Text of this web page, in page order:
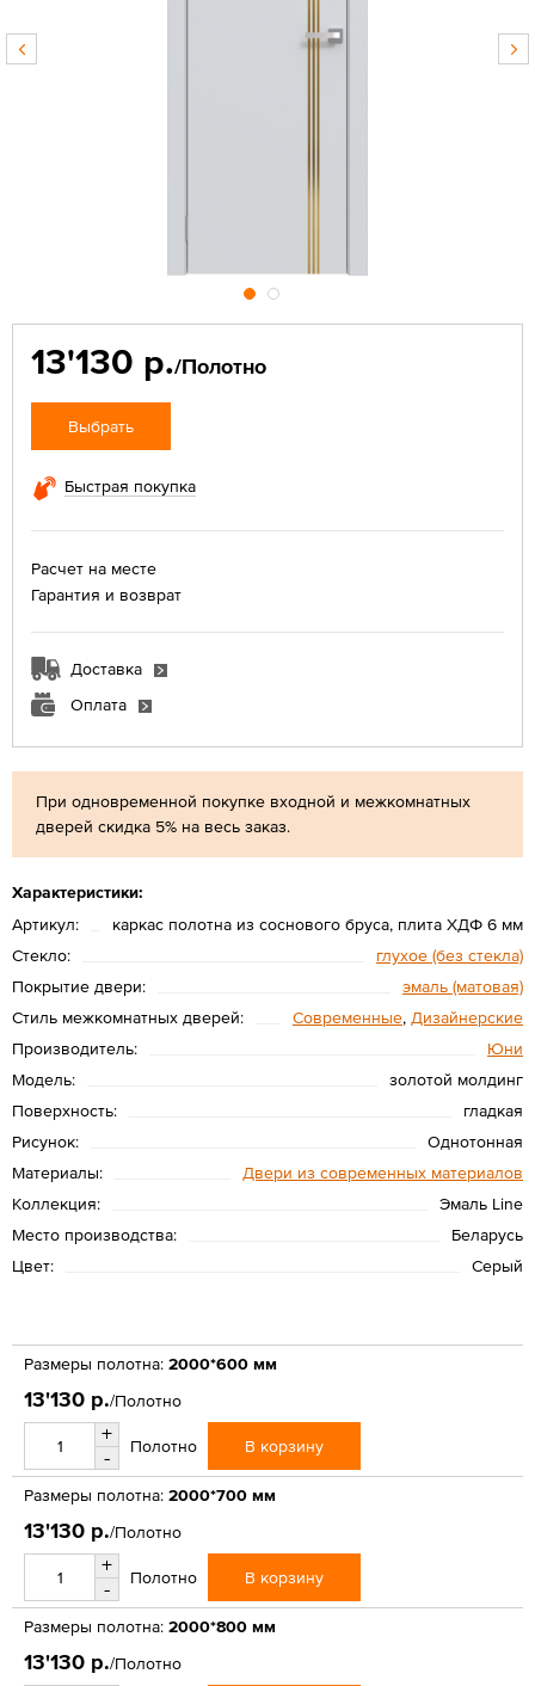
При одновременной покупке входной и межкомнатных
дверей скидка 5% на весь заказ.
Характеристики:
Артикул:
каркас полотна из соснового бруса, плита ХДФ 6 мм
Стекло:
глухое (без стекла)
Покрытие двери:
эмаль (матовая)
Стиль межкомнатных дверей:
Современные, Дизайнерские
Производитель:
Юни
Модель:
золотой молдинг
Поверхность:
гладкая
Рисунок:
Однотонная
Материалы:
Двери из современных материалов
Коллекция:
Эмаль Line
Место производства:
Беларусь
Цвет:
Серый
13'130 р./Полотно
Выбрать
Быстрая покупка
Расчет на месте
Гарантия и возврат
Доставка
Оплата
Размеры полотна: 2000*600 мм
13'130 р./Полотно
+
-
Полотно В корзину
Размеры полотна: 2000*700 мм
13'130 р./Полотно
+
-
Полотно В корзину
Размеры полотна: 2000*800 мм
13'130 р./Полотно